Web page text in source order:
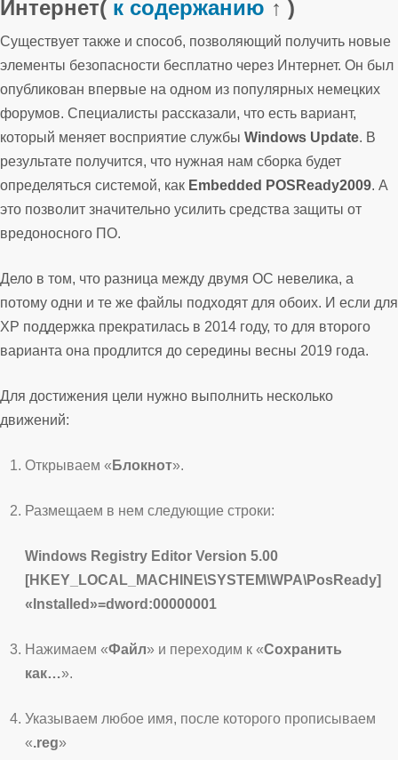
Интернет( к содержанию ↑ )
Существует также и способ, позволяющий получить новые
элементы безопасности бесплатно через Интернет. Он был
опубликован впервые на одном из популярных немецких
форумов. Специалисты рассказали, что есть вариант,
который меняет восприятие службы Windows Update. В
результате получится, что нужная нам сборка будет
определяться системой, как Embedded POSReady2009. А
это позволит значительно усилить средства защиты от
вредоносного ПО.
Дело в том, что разница между двумя ОС невелика, а
потому одни и те же файлы подходят для обоих. И если для
XP поддержка прекратилась в 2014 году, то для второго
варианта она продлится до середины весны 2019 года.
Для достижения цели нужно выполнить несколько
движений:
Открываем « Блокнот».
Размещаем в нем следующие строки:
Windows Registry Editor Version 5.00
[HKEY_LOCAL_MACHINE\SYSTEM\WPA\PosReady]
«Installed»=dword:00000001
Нажимаем «Файл» и переходим к «Сохранить
как…».
Указываем любое имя, после которого прописываем
«.reg»